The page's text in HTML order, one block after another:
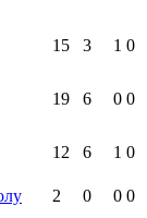
15 3 1 0
19 6 0 0
12 6 1 0
2 0 0 0